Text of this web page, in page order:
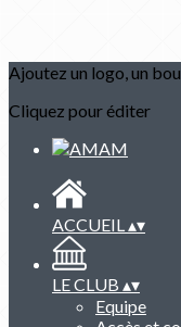
Ajoutez un logo, un
Cliquez pour éditer
ACCUEIL▴▾
LE CLUB ▴▾
Equipe